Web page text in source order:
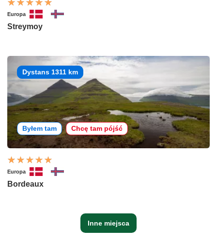
Europa
Streymoy
Dystans 1311 km
Byłem tam Chcę tam pójść
Europa
Bordeaux
Inne miejsca